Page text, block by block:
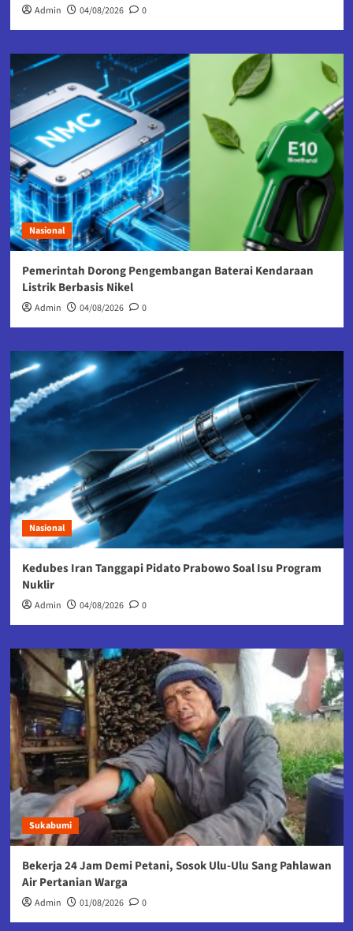
Admin 04/08/2026 0
Nasional
Pemerintah Dorong Pengembangan Baterai Kendaraan
Listrik Berbasis Nikel
Admin 04/08/2026 0
Nasional
Kedubes Iran Tanggapi Pidato Prabowo Soal Isu Program
Nuklir
Admin 04/08/2026 0
Sukabumi
Bekerja 24 Jam Demi Petani, Sosok Ulu-Ulu Sang Pahlawan
Air Pertanian Warga
Admin 01/08/2026 0